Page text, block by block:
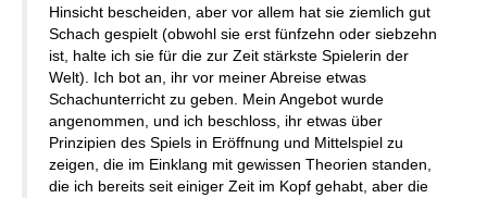
Hinsicht bescheiden, aber vor allem hat sie ziemlich gut
Schach gespielt (obwohl sie erst fünfzehn oder siebzehn
ist, halte ich sie für die zur Zeit stärkste Spielerin der
Welt). Ich bot an, ihr vor meiner Abreise etwas
Schachunterricht zu geben. Mein Angebot wurde
angenommen, und ich beschloss, ihr etwas über
Prinzipien des Spiels in Eröffnung und Mittelspiel zu
zeigen, die im Einklang mit gewissen Theorien standen,
die ich bereits seit einiger Zeit im Kopf gehabt, aber die